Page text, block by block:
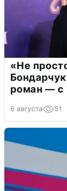
«Не
роман — с
6 августа 51